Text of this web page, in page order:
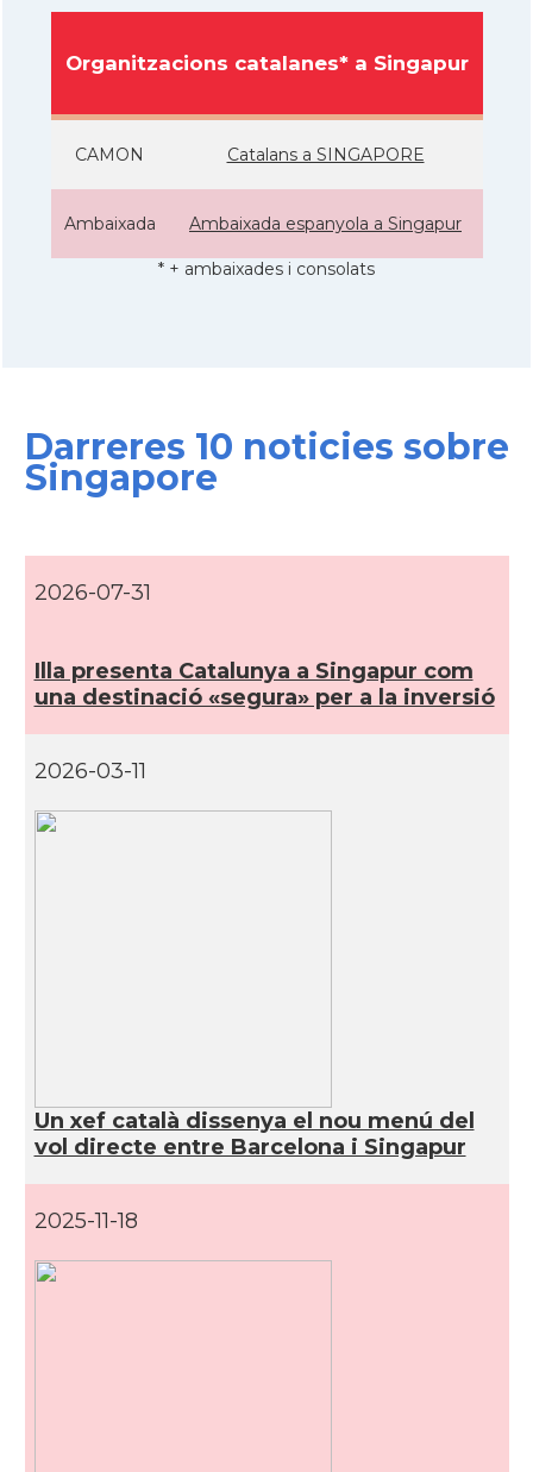
Organitzacions catalanes* a Singapur
CAMON Catalans a SINGAPORE
Ambaixada Ambaixada espanyola a Singapur
* + ambaixades i consolats
Darreres 10 noticies sobre
Singapore
2026-07-31
Illa presenta Catalunya a Singapur com
una destinació «segura» per a la inversió
2026-03-11
Un xef català dissenya el nou menú del
vol directe entre Barcelona i Singapur
2025-11-18